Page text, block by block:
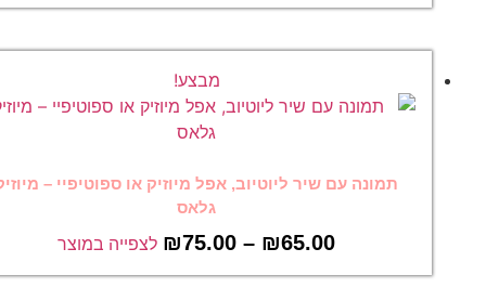
מבצע!
תמונה עם שיר ליוטיוב, אפל מיוזיק או ספוטיפיי – מיוזיק
₪65.00
–
₪75.00 לצפייה במוצר